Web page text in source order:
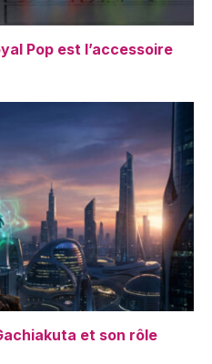
Pop est l’accessoire
et son rôle